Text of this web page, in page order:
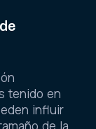
tenido en
influir